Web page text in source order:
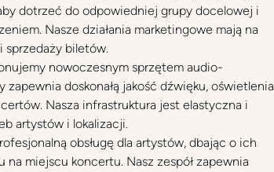
dotrzeć do odpowiedniej grupy docelowej i
Nasze działania marketingowe mają na
sprzedaży biletów.
nowoczesnym sprzętem audio-
doskonałą jakość dźwięku, oświetlenia
Nasza infrastruktura jest elastyczna i
artystów i lokalizacji.
obsługę dla artystów, dbając o ich
miejscu koncertu. Nasz zespół zapewnia